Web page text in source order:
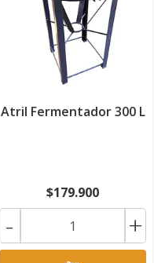
Atril Fermentador 300 L
$179.900
- +